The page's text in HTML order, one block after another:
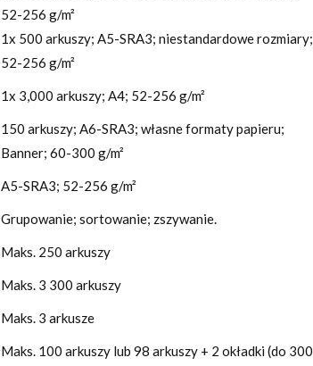
52-256 g/m²
1x 500 arkuszy; A5-SRA3; niestandardowe rozmiary;
52-256 g/m²
1x 3,000 arkuszy; A4; 52-256 g/m²
150 arkuszy; A6-SRA3; własne formaty papieru;
Banner; 60-300 g/m²
A5-SRA3; 52-256 g/m²
Grupowanie; sortowanie; zszywanie.
Maks. 250 arkuszy
Maks. 3 300 arkuszy
Maks. 3 arkusze
Maks. 100 arkuszy lub 98 arkuszy + 2 okładki (do 300